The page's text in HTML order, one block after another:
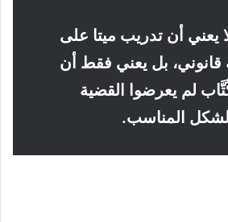
يعني أن تدريب ميتا على
قانوني، بل يعني فقط أن
لم يعرضوا القضية
المناسب.